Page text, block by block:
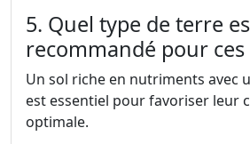
5. Quel type de terre
recommandé pour ces
Un sol riche en nutriments avec
est essentiel pour favoriser leur
optimale.